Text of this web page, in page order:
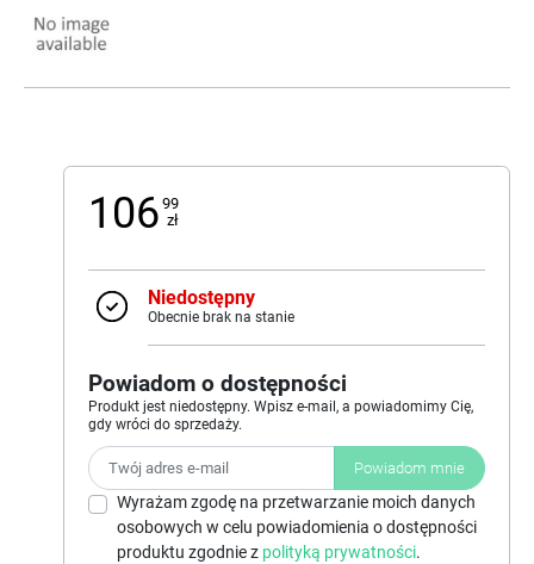
106 99
zł
Niedostępny
Obecnie brak na stanie
Powiadom o dostępności
Produkt jest niedostępny. Wpisz e-mail, a powiadomimy Cię,
gdy wróci do sprzedaży.
Powiadom mnie
Wyrażam zgodę na przetwarzanie moich danych
osobowych w celu powiadomienia o dostępności
produktu zgodnie z polityką prywatności.